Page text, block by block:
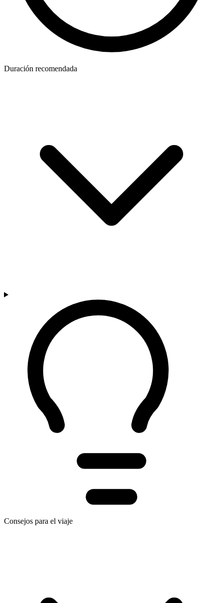
Duración recomendada
Consejos para el viaje